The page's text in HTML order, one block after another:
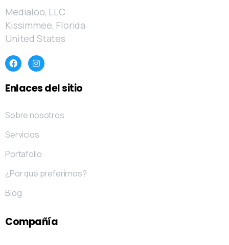
Medialoo, LLC
Kissimmee, Florida
United States
Enlacesdelsitio
Sobre nosotros
Servicios
Portafolio
¿Por qué preferirnos?
Blog
Compañía